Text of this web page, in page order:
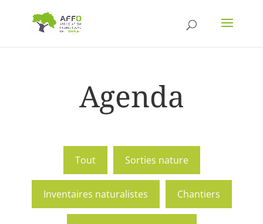
Agenda
Tout Sorties nature
Inventaires naturalistes Chantiers